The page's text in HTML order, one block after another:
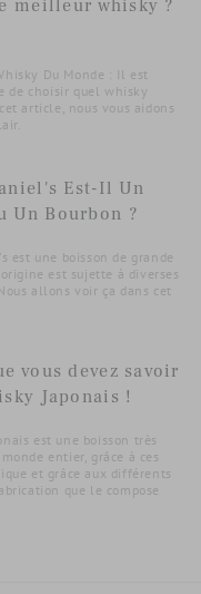
meilleur whisky ?
Du Monde : Il est
de choisir quel whisky
article, nous vous aidons
Est-Il Un
Un Bourbon ?
est une boisson de grande
est sujette à diverses
allons voir ça dans cet
vous devez savoir
Japonais !
est une boisson très
entier, grâce à ces
et grâce aux différents
que le compose